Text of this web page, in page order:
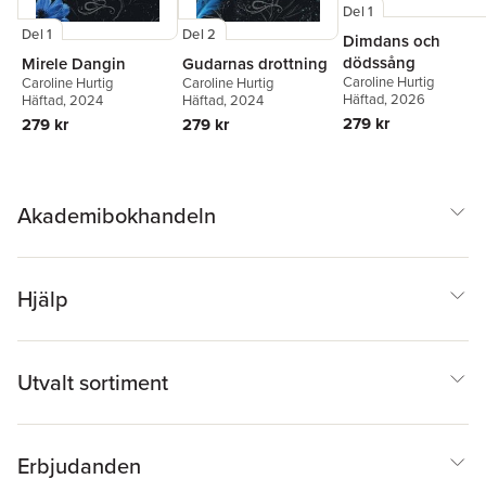
Del 1
Mirele Dangin
Caroline Hurtig
Häftad, 2024
279 kr
Del 2
Gudarnas drottning
Caroline Hurtig
Häftad, 2024
279 kr
Del 1
Dimdans och
dödssång
Caroline Hurtig
Häftad, 2026
279 kr
Akademibokhandeln
Hjälp
Utvalt sortiment
Erbjudanden